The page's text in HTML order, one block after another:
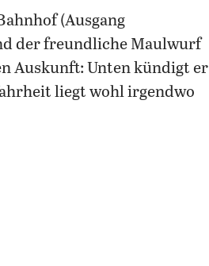
(Ausgang
der freundliche Maulwurf
Auskunft: Unten kündigt er
liegt wohl irgendwo